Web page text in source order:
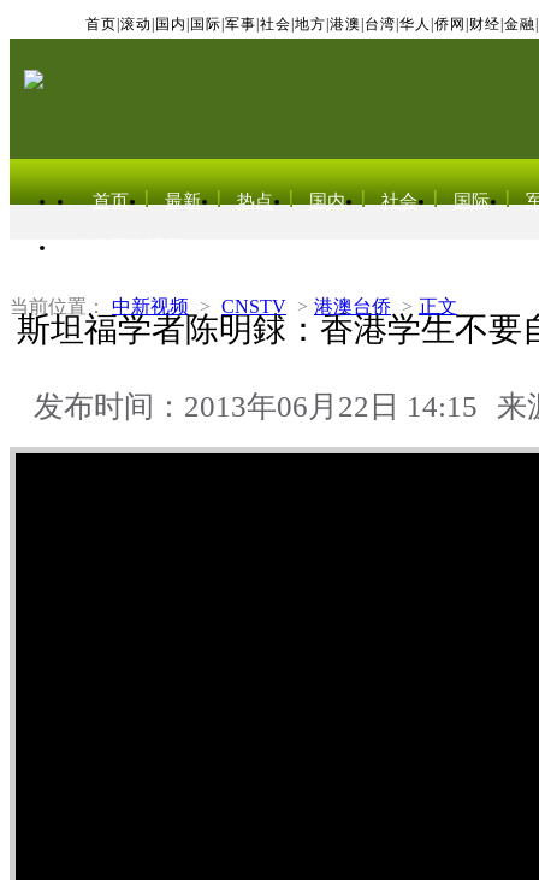
首页 滚动 国内 国际 军事 社会 地方 港澳 台湾 华人 侨网 财经 金融
首页 最新 热点 国内 社会 国际
当前位置： 中新视频 > CNSTV > 港澳台侨 > 正文
斯坦福学者陈明銶：香港学生不要
发布时间：2013年06月22日 14:15 来